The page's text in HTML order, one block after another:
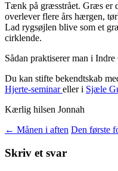
Tænk på græsstrået. Græs er
overlever flere års hærgen,
Lad rygsøjlen blive som et
cirklende.
Sådan praktiserer man i
Du kan stifte bekendtskab
Hjerte-seminareller i Sjæle
Kærlig hilsen Jonnah
Indlægsnavigation
← Månen i aften Den første
Skriv et svar